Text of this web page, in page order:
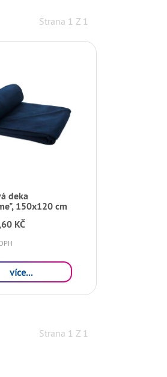
Strana 1 Z 1
deka
150x120 cm
KČ
více...
Strana 1 Z 1